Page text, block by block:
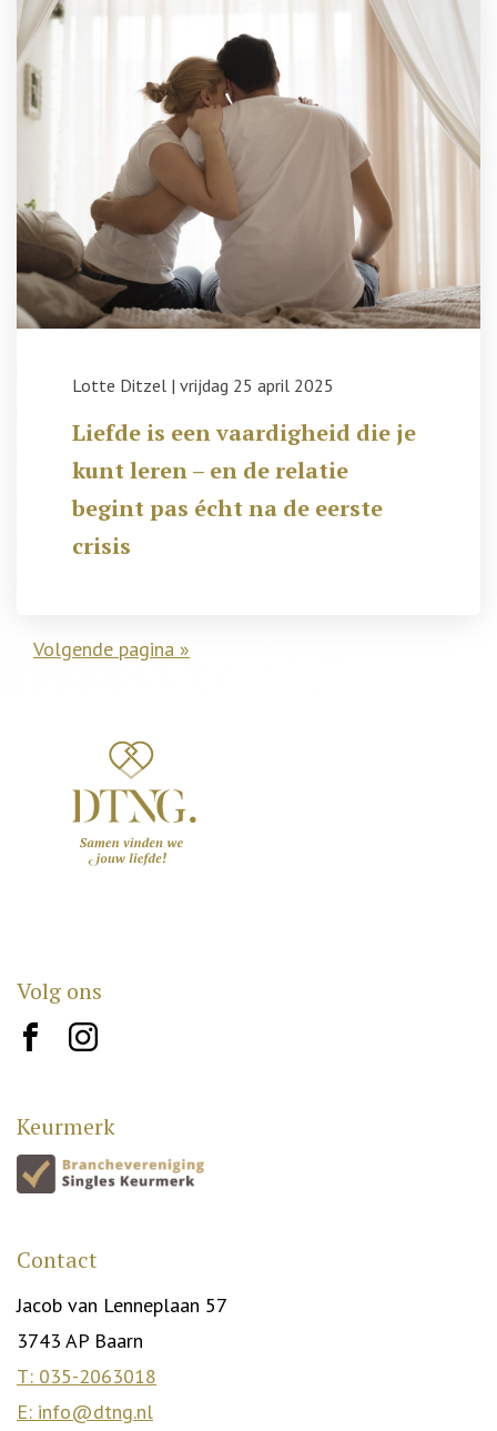
Lotte Ditzel | vrijdag 25 april 2025
Liefde is een vaardigheid die je
kunt leren – en de relatie
begint pas écht na de eerste
crisis
Volgende pagina »
Volg ons
brand10 brand12
Keurmerk
Contact
Jacob van Lenneplaan 57
3743 AP Baarn
T: 035-2063018
E: info@dtng.nl